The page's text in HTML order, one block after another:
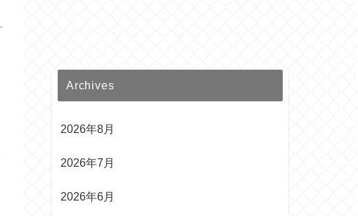
Archives
2026年8月
2026年7月
2026年6月